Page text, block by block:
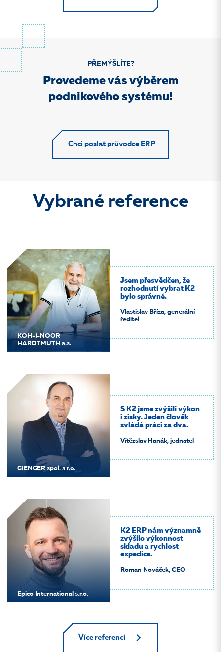
PŘEMÝŠLÍTE?
Provedeme vás výběrem
podnikového systému!
Chci poslat průvodce ERP
Vybrané reference
KOH-I-NOOR
HARDTMUTH a.s.
Jsem přesvědčen, že
rozhodnutí vybrat K2
bylo správné.
Vlastislav Bříza, generální
ředitel
GIENGER spol. s r.o.
S K2 jsme zvýšili výkon
i zisky. Jeden člověk
zvládá práci za dva.
Vítězslav Hanák, jednatel
Epico International s.r.o.
K2 ERP nám významně
zvýšilo výkonnost
skladu a rychlost
expedice.
Roman Nováček, CEO
Více referencí